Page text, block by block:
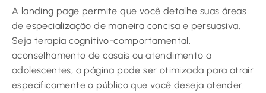
A landing page permite que você detalhe suas áreas
de especialização de maneira concisa e persuasiva.
Seja terapia cognitivo-comportamental,
aconselhamento de casais ou atendimento a
adolescentes, a página pode ser otimizada para atrair
especificamente o público que você deseja atender.